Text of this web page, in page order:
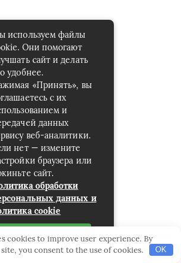
используем файлы
Они помогают
сайт и делать
удобнее.
«Принять», вы
с их
и
данных
веб-аналитики.
нет — измените
браузера или
сайт.
обработки
данных и
cookie
cookies to improve user experience. By
you consent to the use of cookies.
OK